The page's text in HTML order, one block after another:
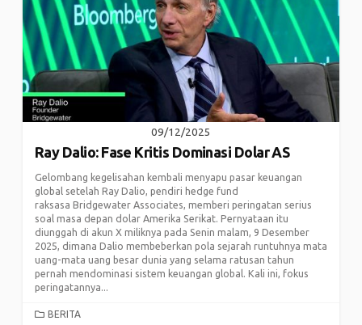
09/12/2025
Ray Dalio: Fase Kritis Dominasi Dolar AS
Gelombang kegelisahan kembali menyapu pasar keuangan
global setelah Ray Dalio, pendiri hedge fund
raksasa Bridgewater Associates, memberi peringatan serius
soal masa depan dolar Amerika Serikat. Pernyataan itu
diunggah di akun X miliknya pada Senin malam, 9 Desember
2025, dimana Dalio membeberkan pola sejarah runtuhnya mata
uang-mata uang besar dunia yang selama ratusan tahun
pernah mendominasi sistem keuangan global. Kali ini, fokus
peringatannya...
CATEGORIES
BERITA